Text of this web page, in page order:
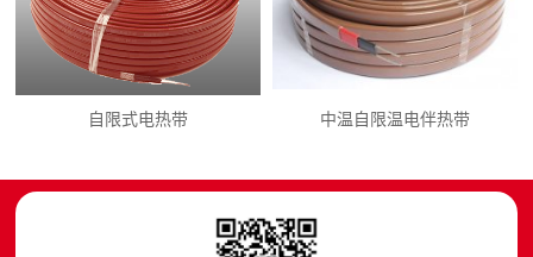
自限式电热带 中温自限温电伴热带